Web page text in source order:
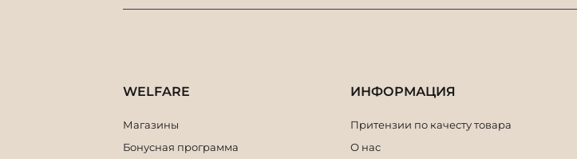
WELFARE
Магазины
Бонусная программа
ИНФОРМАЦИЯ
Притензии по качесту товара
О нас